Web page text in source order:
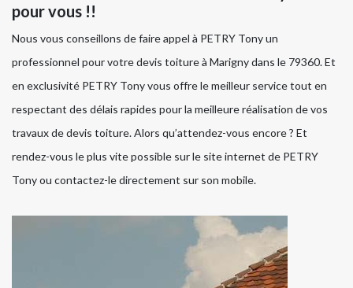
pour vous !!
Nous vous conseillons de faire appel à PETRY Tony un
professionnel pour votre devis toiture à Marigny dans le 79360. Et
en exclusivité PETRY Tony vous offre le meilleur service tout en
respectant des délais rapides pour la meilleure réalisation de vos
travaux de devis toiture. Alors qu’attendez-vous encore ? Et
rendez-vous le plus vite possible sur le site internet de PETRY
Tony ou contactez-le directement sur son mobile.